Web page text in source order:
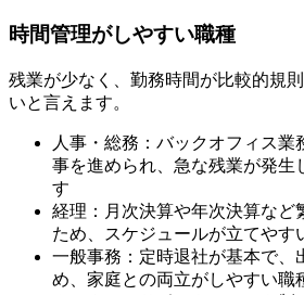
時間管理がしやすい職種
残業が少なく、勤務時間が比較的規
いと言えます。
人事・総務：バックオフィス業
事を進められ、急な残業が発生
す
経理：月次決算や年次決算など
ため、スケジュールが立てやす
一般事務：定時退社が基本で、
め、家庭との両立がしやすい職